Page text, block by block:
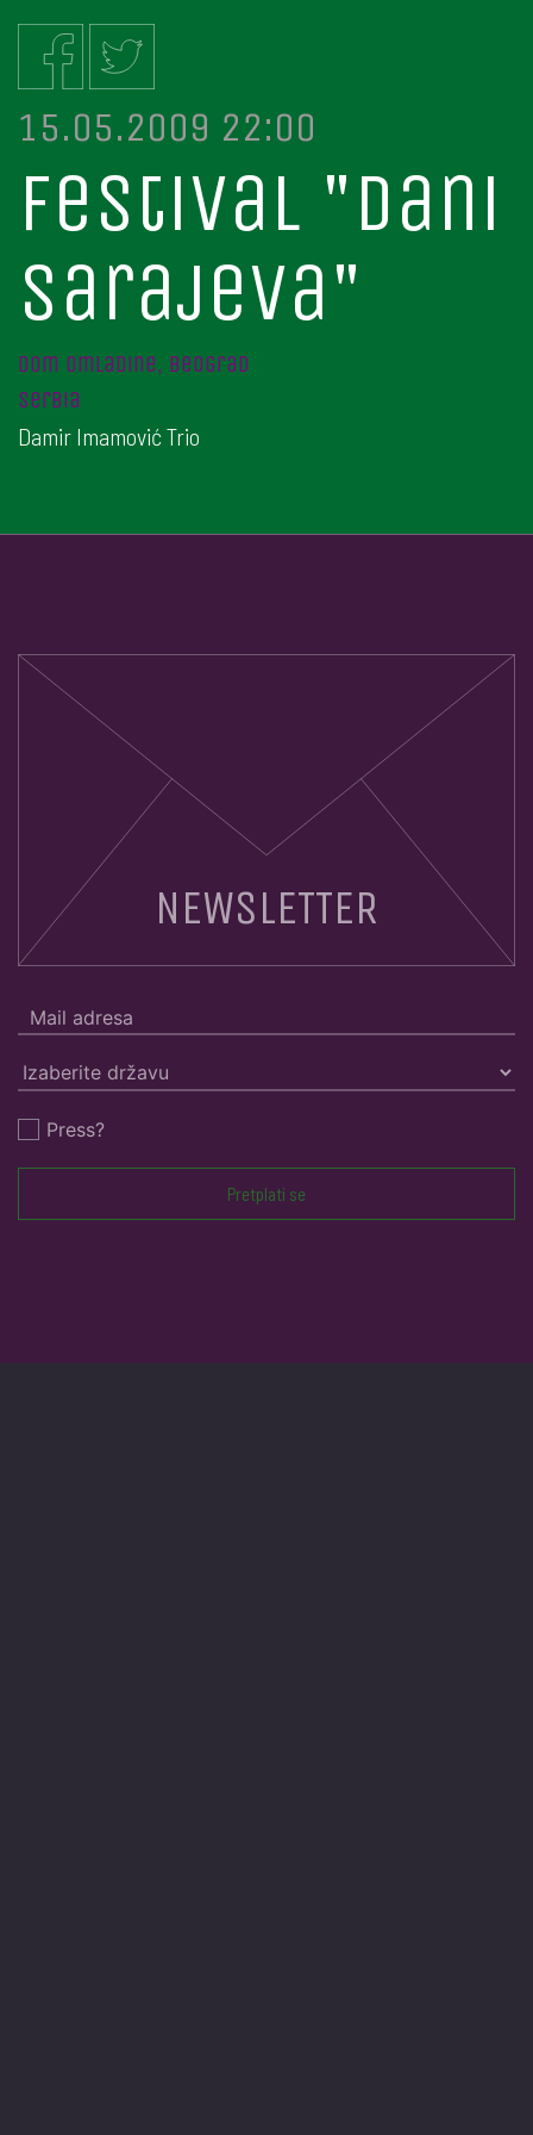
15.05.2009 22:00
festival "dani
sarajeva"
dom omladine, beograd
serbia
Damir Imamović Trio
NEWSLETTER
Press?
Pretplati se